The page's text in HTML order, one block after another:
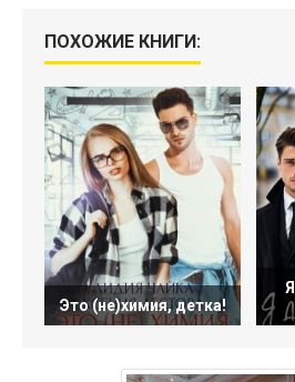
ПОХОЖИЕ КНИГИ:
Это (не)химия, детка!